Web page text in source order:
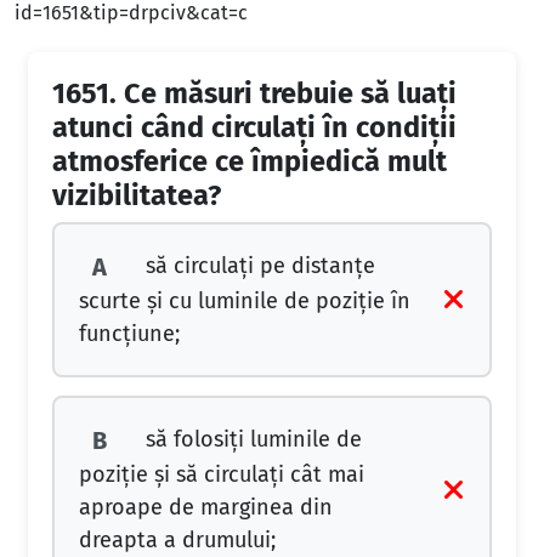
id=1651&tip=drpciv&cat=c
1651. Ce măsuri trebuie să luaţi
atunci când circulaţi în condiţii
atmosferice ce împiedică mult
vizibilitatea?
A
să circulaţi pe distanţe
scurte şi cu luminile de poziţie în
funcţiune;
B
să folosiţi luminile de
poziţie şi să circulaţi cât mai
aproape de marginea din
dreapta a drumului;